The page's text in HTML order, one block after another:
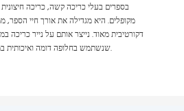
בספרים בעלי כריכה קשה, כריכה
מקופלים. היא מגדילה את אורך חיי הספר,
שנשתמש בחלופה דומה ואיכותית במידה ונייר זה לא יהיה זמין.